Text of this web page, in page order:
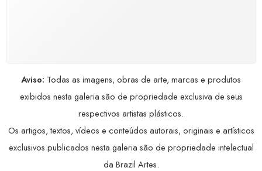
Aviso: Todas as imagens, obras de arte, marcas e produtos
exibidos nesta galeria são de propriedade exclusiva de seus
respectivos artistas plásticos.
Os artigos, textos, vídeos e conteúdos autorais, originais e artísticos
exclusivos publicados nesta galeria são de propriedade intelectual
da Brazil Artes.